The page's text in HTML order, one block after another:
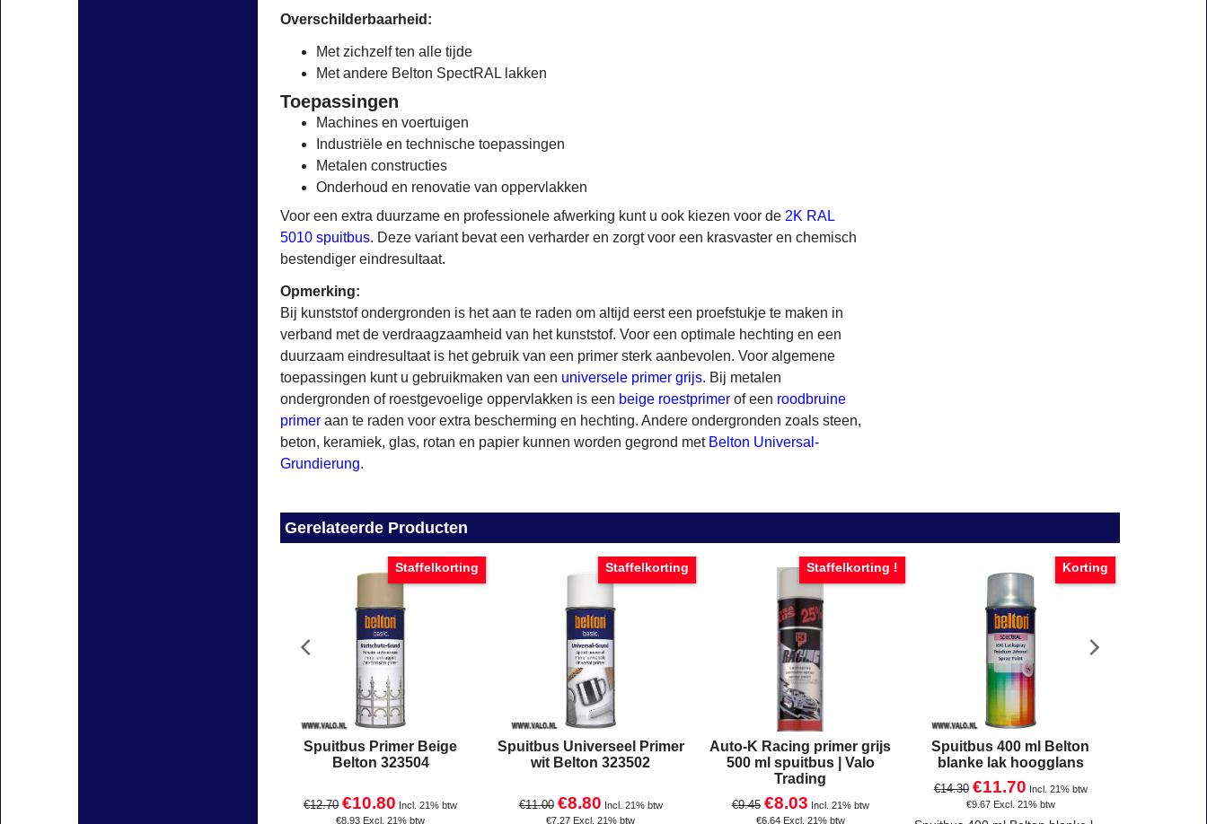
Overschilderbaarheid:
Met zichzelf ten alle tijde
Met andere Belton SpectRAL lakken
Toepassingen
Machines en voertuigen
Industriële en technische toepassingen
Metalen constructies
Onderhoud en renovatie van oppervlakken
Voor een extra duurzame en professionele afwerking kunt u ook kiezen voor de 2K RAL
5010 spuitbus. Deze variant bevat een verharder en zorgt voor een krasvaster en chemisch
bestendiger eindresultaat.
Opmerking:
Bij kunststof ondergronden is het aan te raden om altijd eerst een proefstukje te maken in
verband met de verdraagzaamheid van het kunststof. Voor een optimale hechting en een
duurzaam eindresultaat is het gebruik van een primer sterk aanbevolen. Voor algemene
toepassingen kunt u gebruikmaken van een universele primer grijs. Bij metalen
ondergronden of roestgevoelige oppervlakken is een beige roestprimer of een roodbruine
primer aan te raden voor extra bescherming en hechting. Andere ondergronden zoals steen,
beton, keramiek, glas, rotan en papier kunnen worden gegrond met Belton Universal-
Grundierung.
Gerelateerde Producten
Staffelkorting
Spuitbus Primer Beige
Belton 323504
€12.70 €10.80 Incl. 21% btw
€8.93 Excl. 21% btw
Staffelkorting
Spuitbus Universeel Primer
wit Belton 323502
€11.00 €8.80 Incl. 21% btw
€7.27 Excl. 21% btw
Staffelkorting !
Auto-K Racing primer grijs
500 ml spuitbus | Valo
Trading
€9.45 €8.03 Incl. 21% btw
€6.64 Excl. 21% btw
Korting
Spuitbus 400 ml Belton
blanke lak hoogglans
€14.30 €11.70 Incl. 21% btw
€9.67 Excl. 21% btw